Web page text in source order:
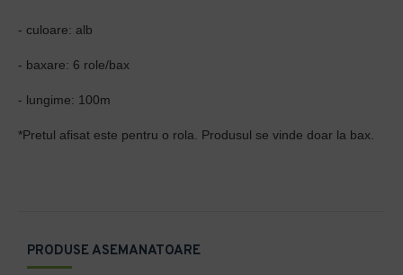
PRODUSE ASEMANATOARE
- culoare: alb
- baxare: 6 role/bax
- lungime: 100m
*Pretul afisat este pentru o rola. Produsul se vinde doar la bax.